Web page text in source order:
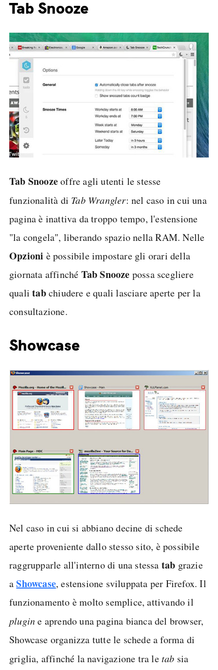
Tab Snooze
Tab Snoozeoffre agli utenti le stesse
funzionalità di Tab Wrangler: nel caso in cui una
pagina è inattiva da troppo tempo, l'estensione
"la congela", liberando spazio nella RAM. Nelle
Opzioni è possibile impostare gli orari della
giornata affinché Tab Snooze possa scegliere
qualitabchiudere e quali lasciare aperte per la
consultazione.
Showcase
Nel caso in cui si abbiano decine di schede
aperte proveniente dallo stesso sito, è possibile
raggrupparle all'interno di una stessa tab grazie
aShowcase, estensione sviluppata per Firefox. Il
funzionamento è molto semplice, attivando il
plugine aprendo una pagina bianca del browser,
Showcase organizza tutte le schede a forma di
griglia, affinché la navigazione tra letab sia